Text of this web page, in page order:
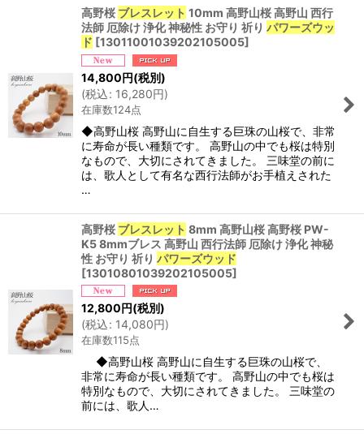
高野桜 ブレスレット 10mm 高野山桜 高野山 西行
法師 厄除け 浄化 神秘性 お守り 祈り パワーズウッ
ド [13011001039202105005]
14,800円(税別)
(税込: 16,280円)
在庫数124点
◆高野山桜 高野山に自生する巨珠の山桜で、非常
に寿命が長い種類です。 高野山の中でも桜は特別
なもので、大切にされてきました。 三味堂の前に
は、歌人として有名な西行法師がお手植えされた
…
高野桜 ブレスレット 8mm 高野山桜 高野桜 PW-
K5 8mmブレス 高野山 西行法師 厄除け 浄化 神秘
性 お守り 祈り パワーズウッド
[13010801039202105005]
12,800 円(税別)
(税込: 14,080円)
在庫数115点
◆高野山桜 高野山に自生する巨珠の山桜で、
非常に寿命が長い種類です。 高野山の中でも桜は
特別なもので、大切にされてきました。 三味堂の
前には、歌人…